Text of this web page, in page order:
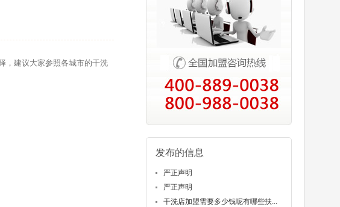
，建议大家参照各城市的干洗
发布的信息
严正声明
严正声明
干洗店加盟需要多少钱呢有哪些扶...